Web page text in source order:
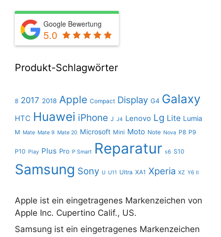
Google Bewertung
5.0
Produkt-Schlagwörter
8 2017 2018 Apple Compact Display G4 Galaxy
HTC Huawei iPhone J J4 Lenovo Lg Lite Lumia
M Mate Mate 9 Mate 20 Microsoft Mini Moto Note Nova P8 P9
P10 Play Plus Pro P Smart Reparatur s6 S10
Samsung Sony U U11 Ultra XA1 Xperia XZ Y6 II
Apple ist ein eingetragenes Markenzeichen von
Apple Inc. Cupertino Calif., US.
Samsung ist ein eingetragenes Markenzeichen